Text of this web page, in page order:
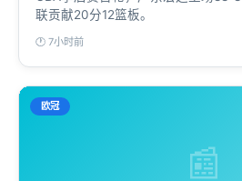
联贡献20分12篮板。
🕐 7小时前
📰
欧冠